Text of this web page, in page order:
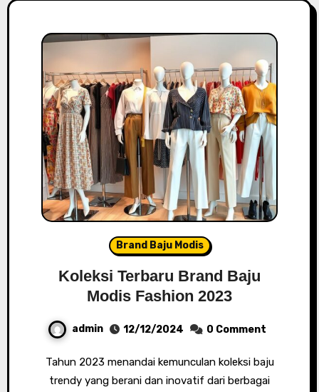
Brand Baju Modis
Koleksi Terbaru Brand Baju
Modis Fashion 2023
admin 12/12/2024 0 Comment
Tahun 2023 menandai kemunculan koleksi baju
trendy yang berani dan inovatif dari berbagai